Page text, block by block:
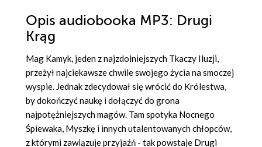
Opis audiobooka MP3: Drugi
Krąg
Mag Kamyk, jeden z najzdolniejszych Tkaczy Iluzji,
przeżył najciekawsze chwile swojego życia na smoczej
wyspie. Jednak zdecydował się wrócić do Królestwa,
by dokończyć naukę i dołączyć do grona
najpotężniejszych magów. Tam spotyka Nocnego
Śpiewaka, Myszkę i innych utalentowanych chłopców,
z którymi zawiązuje przyjaźń - tak powstaje Drugi